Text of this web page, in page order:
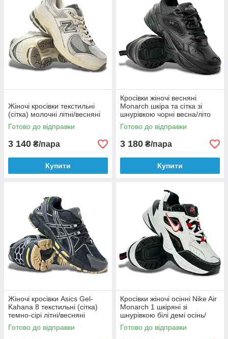
Жіночі кросівки текстильні
(сітка) молочні літні/весняні
Готово до відправки
3 140 ₴/пара
Купити
Кросівки жіночі весняні
Monarch шкіра та сітка зі
шнурівкою чорні весна/літо
Готово до відправки
3 180 ₴/пара
Купити
Жіночі кросівки Asics Gel-
Kahana 8 текстильні (сітка)
темно-сірі літні/весняні
Готово до відправки
Кросівки жіночі осінні Nike Air
Monarch 1 шкіряні зі
шнурівкою білі демі осінь/
весна
Готово до відправки